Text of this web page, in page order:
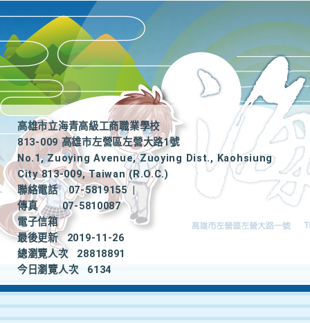
高雄市立海青高級工商職業學校
813-009 高雄市左營區左營大路1號
No.1, Zuoying Avenue, Zuoying Dist., Kaohsiung
City 813-009, Taiwan (R.O.C.)
聯絡電話
07-5819155
|
傳真
07-5810087
電子信箱
最後更新
2019-11-26
總瀏覽人次
28818891
今日瀏覽人次
6134